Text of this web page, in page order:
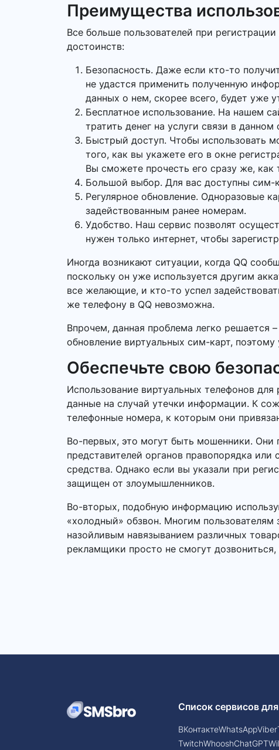
Преимущества
Все больше пользователей при
достоинств:
Безопасность. Даже если кто-то
не удастся применить полученную
данных о нем, скорее всего, будет уже
Бесплатное использование. На нашем
тратить денег на услуги связи в данном
Быстрый доступ. Чтобы использовать
того, как вы укажете его в окне
Вы сможете прочесть его сразу же, как
Большой выбор. Для вас доступны сим-
Регулярное обновление. Одноразовые
задействованным ранее номерам.
Удобство. Наш сервис позволят
нужен только интернет, чтобы
Иногда возникают ситуации, когда QQ
поскольку он уже используется другим
все желающие, и кто-то успел
же телефону в QQ невозможна.
Впрочем, данная проблема легко решается
обновление виртуальных сим-карт,
Обеспечьте свою
Использование виртуальных телефонов
данные на случай утечки информации. К
телефонные номера, к которым они
Во-первых, это могут быть мошенники. Они
представителей органов правопорядка
средства. Однако если вы указали при
защищен от злоумышленников.
Во-вторых, подобную информацию
«холодный» обзвон. Многим
назойливым навязыванием различных
рекламщики просто не смогут
Список сервисов
ВКонтактеWhatsAppViber
TwitchWhooshChatGPT